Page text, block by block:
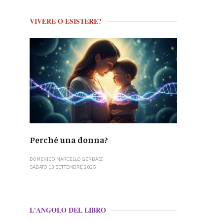
VIVERE O ESISTERE?
Perché una donna?
DOMENICO MARCELLO GERBASI
SABATO 13 SETTEMBRE 2025
L'ANGOLO DEL LIBRO